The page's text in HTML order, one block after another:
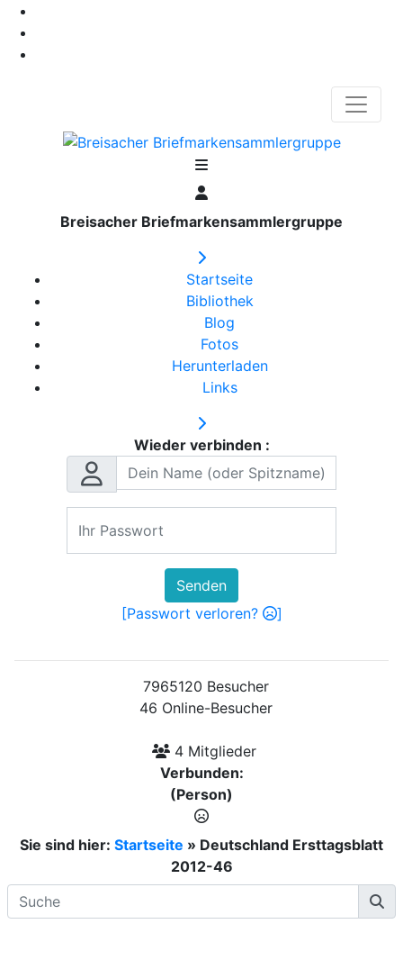
Breisacher Briefmarkensammlergruppe
Startseite
Bibliothek
Blog
Fotos
Herunterladen
Links
Wieder verbinden :
Senden
[Passwort verloren?
]
7965120 Besucher
46 Online-Besucher
4 Mitglieder
Verbunden:
(Person)
Sie sind hier: Startseite » Deutschland Ersttagsblatt
2012-46